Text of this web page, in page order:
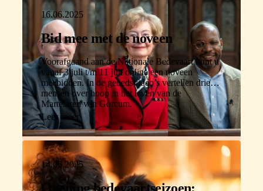
16.06.2025
Bid mee met de noveen
Voorafgaand aan de Nationale Bedevaart kunt u
vanaf 3 juli t/m 11 juli online een noveen
meebidden. In de gebedsvideo’s vertellen drie
mensen over hoop in het leven van de
Martelaren van Gorcum.
Lees meer
14.06.2025
Opening bedevaartseizoen: